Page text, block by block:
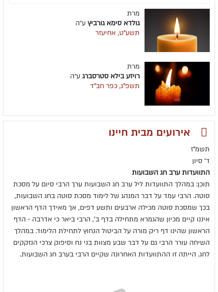
מרת
גולדא סימא גורביץ ע״ה
תשע"ט, אחיעזר
מרת
רויזע בילא סטרסברג ע״ה
תשפ"ג, כפר חב"ד
אירועים מבית חיינו
תשמ"ז
ד' סיון
התוועדות ערב חג השבועות
תוכן: במהלך התוועדות ליל ערב חג השבועות ערך הרבי סיום על מסכת
סוטה. הרבי עמד על דבר המנהג של לימוד מסכת סוטה בחג השבועות,
בכך שמסכת סוטה מכילה ארבעים ותשע דפים, אך מאידך הדף הראשון
איננו קיים מכיון שהגמרא מתחילה בדף ב', הרבי ביאר כי אדרבה - הדף
הראשון שהינו דף ריק מורה על הביטול הנחוץ לתחילת הלימוד. במהלך
השיחה עורר הרבי גם על דבר שבע מצוות בני נח וסיפוק צרכי הנזקקים
לחג. הייתה זו ההתוועדות האחרונה שקיים הרבי בערב חג השבועות.